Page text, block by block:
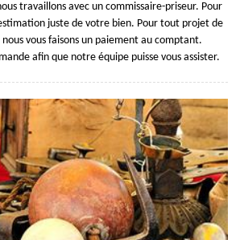
travaillons avec un commissaire-priseur. Pour
juste de votre bien. Pour tout projet de
vous faisons un paiement au comptant.
afin que notre équipe puisse vous assister.